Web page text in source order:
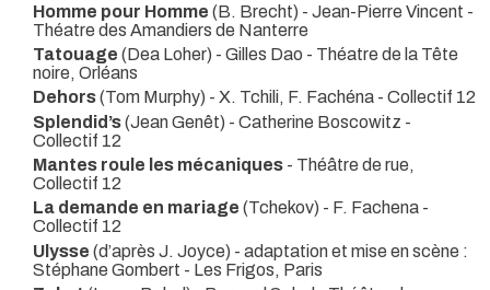
Homme pour Homme (B. Brecht) - Jean-Pierre Vincent -
Théatre des Amandiers de Nanterre
Tatouage (Dea Loher) - Gilles Dao - Théatre de la Tête
noire, Orléans
Dehors(Tom Murphy) - X. Tchili, F. Fachéna - Collectif 12
Splendid’s(Jean Genêt) - Catherine Boscowitz -
Collectif 12
Mantes roule les mécaniques - Théâtre de rue,
Collectif 12
La demande en mariage (Tchekov) - F. Fachena -
Collectif 12
Ulysse (d’après J. Joyce) - adaptation et mise en scène :
Stéphane Gombert - Les Frigos, Paris